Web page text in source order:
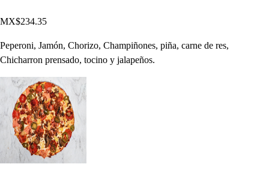
MX$234.35
Peperoni, Jamón, Chorizo, Champiñones, piña, carne de res,
Chicharron prensado, tocino y jalapeños.